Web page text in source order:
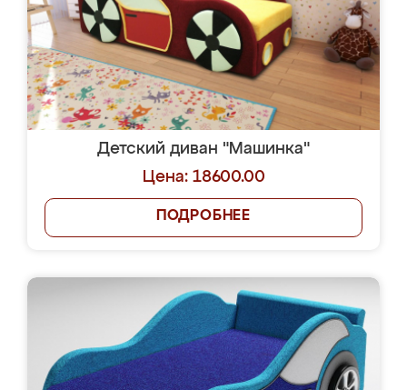
Детский диван "Машинка"
Цена: 18600.00
ПОДРОБНЕЕ